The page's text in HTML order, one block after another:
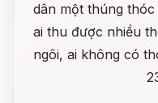
dân một thúng
ai thu được nhiều
ngôi, ai không có